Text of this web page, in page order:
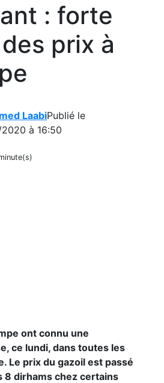
: forte
prix à
LaabiPublié le
à 16:50
ont connu une
ce lundi, dans toutes les
Le prix du gazoil est passé
8 dirhams chez certains